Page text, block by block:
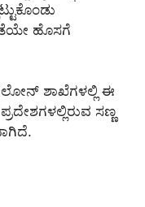
ಹೊಸಗೆ
ಲೋನ್ ಶಾಖೆಗಳಲ್ಲಿ ಈ
ಸಣ್ಣ